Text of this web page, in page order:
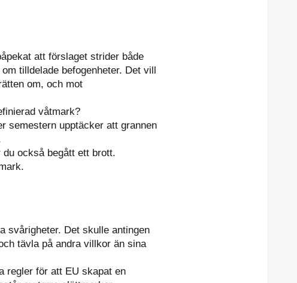
att förslaget strider både
tilldelade befogenheter. Det vill
om, och mot
våtmark?
semestern upptäcker att grannen
också begått ett brott.
svårigheter. Det skulle antingen
tävla på andra villkor än sina
regler för att EU skapat en